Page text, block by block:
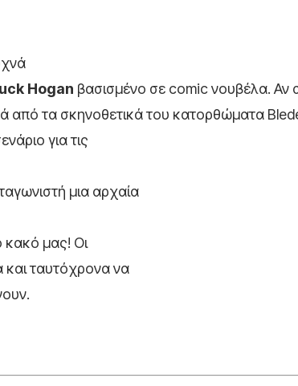
Hogan βασισμένο σε comic νουβέλα. Αν
από τα σκηνοθετικά του κατορθώματα
για τις
μια αρχαία
κακό μας! Οι
και ταυτόχρονα να